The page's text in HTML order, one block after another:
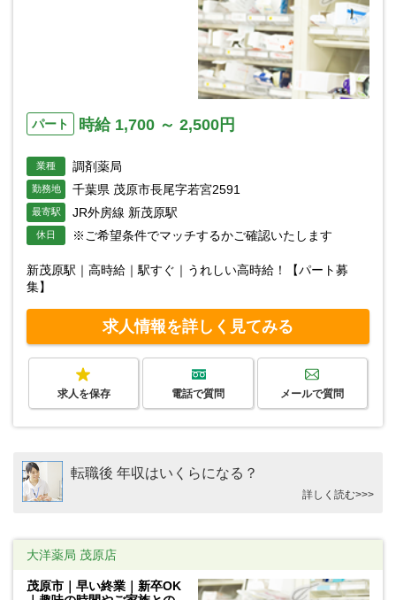
パート 時給 1,700 ～ 2,500円
業種 調剤薬局
勤務地 千葉県 茂原市長尾字若宮2591
最寄駅 JR外房線 新茂原駅
休日 ※ご希望条件でマッチするかご確認いたします
新茂原駅｜高時給｜駅すぐ｜うれしい高時給！【パート募
集】
求人情報を詳しく見てみる
求人を保存 電話で質問 メールで質問
転職後 年収はいくらになる？
詳しく読む>>>
大洋薬局 茂原店
茂原市｜早い終業｜新卒OK